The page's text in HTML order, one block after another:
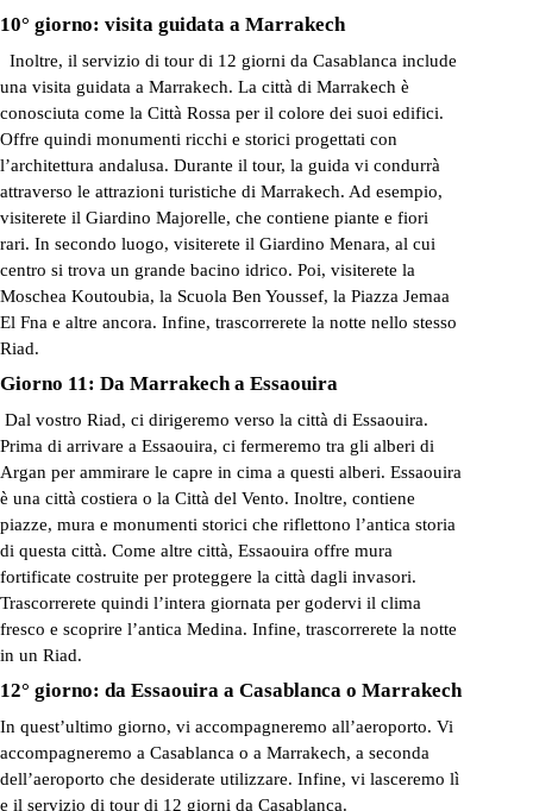
10° giorno: visita guidata a Marrakech
Inoltre, il servizio di tour di 12 giorni da Casablanca include
una visita guidata a Marrakech. La città di Marrakech è
conosciuta come la Città Rossa per il colore dei suoi edifici.
Offre quindi monumenti ricchi e storici progettati con
l’architettura andalusa. Durante il tour, la guida vi condurrà
attraverso le attrazioni turistiche di Marrakech. Ad esempio,
visiterete il Giardino Majorelle, che contiene piante e fiori
rari. In secondo luogo, visiterete il Giardino Menara, al cui
centro si trova un grande bacino idrico. Poi, visiterete la
Moschea Koutoubia, la Scuola Ben Youssef, la Piazza Jemaa
El Fna e altre ancora. Infine, trascorrerete la notte nello stesso
Riad.
Giorno 11: Da Marrakech a Essaouira
Dal vostro Riad, ci dirigeremo verso la città di Essaouira.
Prima di arrivare a Essaouira, ci fermeremo tra gli alberi di
Argan per ammirare le capre in cima a questi alberi. Essaouira
è una città costiera o la Città del Vento. Inoltre, contiene
piazze, mura e monumenti storici che riflettono l’antica storia
di questa città. Come altre città, Essaouira offre mura
fortificate costruite per proteggere la città dagli invasori.
Trascorrerete quindi l’intera giornata per godervi il clima
fresco e scoprire l’antica Medina. Infine, trascorrerete la notte
in un Riad.
12° giorno: da Essaouira a Casablanca o Marrakech
In quest’ultimo giorno, vi accompagneremo all’aeroporto. Vi
accompagneremo a Casablanca o a Marrakech, a seconda
dell’aeroporto che desiderate utilizzare. Infine, vi lasceremo lì
e il servizio di tour di 12 giorni da Casablanca.